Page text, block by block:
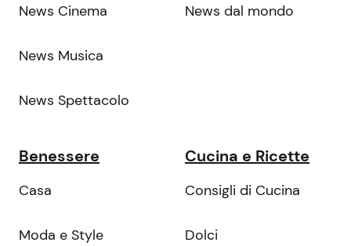
News Cinema
News Musica
News Spettacolo
News dal mondo
Benessere
Casa
Moda e Style
Cucina e Ricette
Consigli di Cucina
Dolci